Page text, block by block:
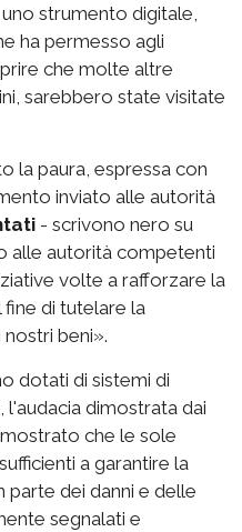
, uno strumento digitale,
ha permesso agli
che molte altre
sarebbero state visitate
la paura, espressa con
inviato alle autorità
- scrivono nero su
alle autorità competenti
volte a rafforzare la
fine di tutelare la
beni».
dotati di sistemi di
dimostrata dai
che le sole
a garantire la
parte dei danni e delle
segnalati e